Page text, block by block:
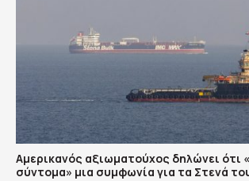
Αμερικανός αξιωματούχος δηλώνει ότι
σύντομα» μια συμφωνία για τα Στενά